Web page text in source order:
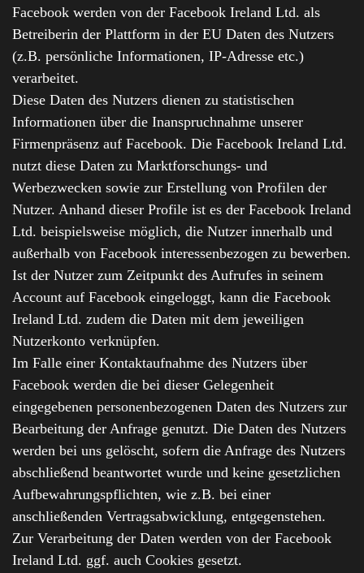
Facebook werden von der Facebook Ireland Ltd. als
Betreiberin der Plattform in der EU Daten des Nutzers
(z.B. persönliche Informationen, IP-Adresse etc.)
verarbeitet.
Diese Daten des Nutzers dienen zu statistischen
Informationen über die Inanspruchnahme unserer
Firmenpräsenz auf Facebook. Die Facebook Ireland Ltd.
nutzt diese Daten zu Marktforschungs- und
Werbezwecken sowie zur Erstellung von Profilen der
Nutzer. Anhand dieser Profile ist es der Facebook Ireland
Ltd. beispielsweise möglich, die Nutzer innerhalb und
außerhalb von Facebook interessenbezogen zu bewerben.
Ist der Nutzer zum Zeitpunkt des Aufrufes in seinem
Account auf Facebook eingeloggt, kann die Facebook
Ireland Ltd. zudem die Daten mit dem jeweiligen
Nutzerkonto verknüpfen.
Im Falle einer Kontaktaufnahme des Nutzers über
Facebook werden die bei dieser Gelegenheit
eingegebenen personenbezogenen Daten des Nutzers zur
Bearbeitung der Anfrage genutzt. Die Daten des Nutzers
werden bei uns gelöscht, sofern die Anfrage des Nutzers
abschließend beantwortet wurde und keine gesetzlichen
Aufbewahrungspflichten, wie z.B. bei einer
anschließenden Vertragsabwicklung, entgegenstehen.
Zur Verarbeitung der Daten werden von der Facebook
Ireland Ltd. ggf. auch Cookies gesetzt.